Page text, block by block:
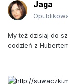
Jaga
My też dzisiaj do
codzień z